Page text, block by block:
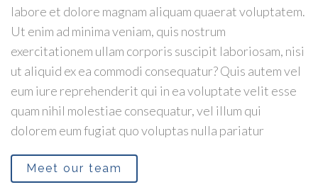
labore et dolore magnam aliquam quaerat voluptatem.
Ut enim ad minima veniam, quis nostrum
exercitationem ullam corporis suscipit laboriosam, nisi
ut aliquid ex ea commodi consequatur? Quis autem vel
eum iure reprehenderit qui in ea voluptate velit esse
quam nihil molestiae consequatur, vel illum qui
dolorem eum fugiat quo voluptas nulla pariatur
Meet our team